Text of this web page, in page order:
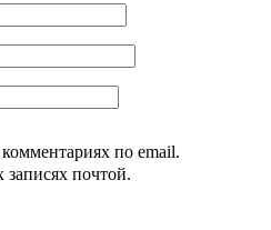
по email.
почтой.